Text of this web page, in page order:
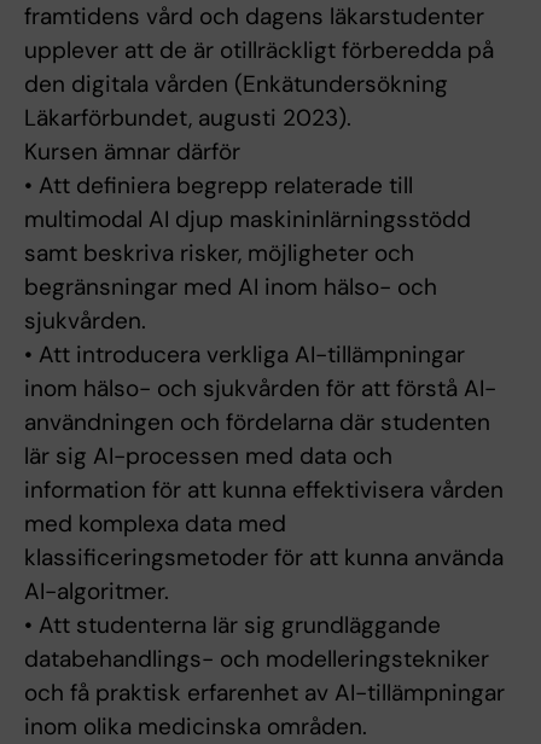
framtidens vård och dagens läkarstudenter
upplever att de är otillräckligt förberedda på
den digitala vården (Enkätundersökning
Läkarförbundet, augusti 2023).
Kursen ämnar därför
• Att definiera begrepp relaterade till
multimodal AI djup maskininlärningsstödd
samt beskriva risker, möjligheter och
begränsningar med AI inom hälso- och
sjukvården.
• Att introducera verkliga AI-tillämpningar
inom hälso- och sjukvården för att förstå AI-
användningen och fördelarna där studenten
lär sig AI-processen med data och
information för att kunna effektivisera vården
med komplexa data med
klassificeringsmetoder för att kunna använda
AI-algoritmer.
• Att studenterna lär sig grundläggande
databehandlings- och modelleringstekniker
och få praktisk erfarenhet av AI-tillämpningar
inom olika medicinska områden.